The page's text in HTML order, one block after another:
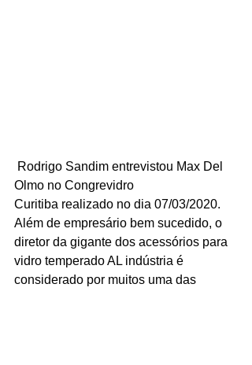
Olmo no Congrevidro
Curitiba realizado no dia 07/03/2020.
Além de empresário bem sucedido, o
diretor da gigante dos acessórios para
vidro temperado AL indústria é
considerado por muitos uma das